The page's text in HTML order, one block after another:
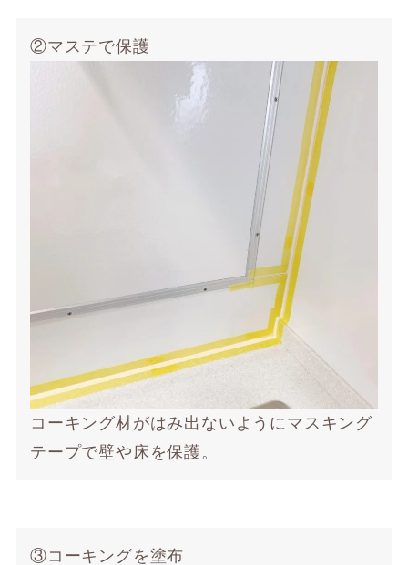
②マステで保護
コーキング材がはみ出ないようにマスキング
テープで壁や床を保護。
③コーキングを塗布